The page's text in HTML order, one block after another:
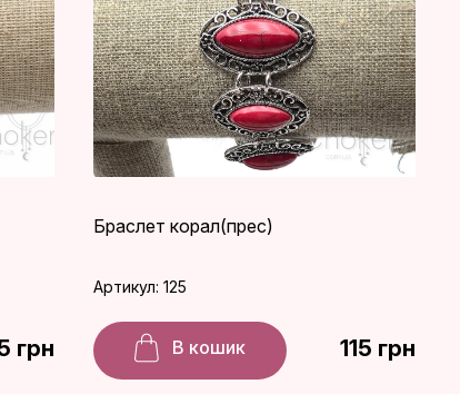
грн
Браслет корал(прес)
Артикул: 125
В кошик 115 грн